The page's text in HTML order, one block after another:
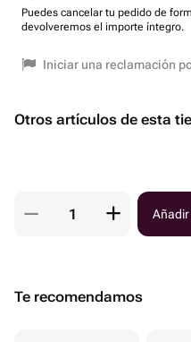
Puedes cancelar tu pedido de
devolveremos el importe íntegro.
Iniciar una reclamación
Otros artículos de esta
Añadir
Te recomendamos